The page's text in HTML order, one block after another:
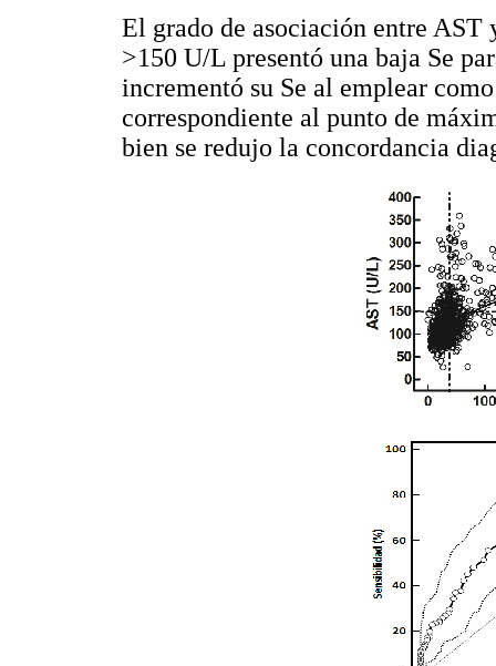
El grado de asociación entre AST
>150 U/L presentó una baja Se
incrementó su Se al emplear
correspondiente al punto de
bien se redujo la concordancia